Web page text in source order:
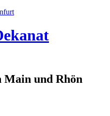
Main und Rhön